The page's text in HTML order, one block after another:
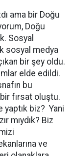
ama bir Doğu
Doğu
Sosyal
sosyal medya
bir şey oldu.
elde edildi.
bu
fırsat oluştu.
yaptık biz? Yani
mıydık? Biz
ve